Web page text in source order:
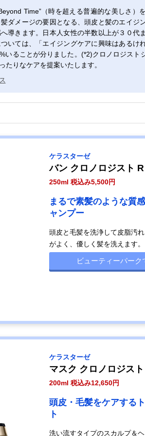
Time”（時を超える普遍的な美しさ）
ダメージの要因となる、頭皮と髪のエイジ
導きます。日本人女性の半数以上が３０代
いては、「エイジングケアに興味はあるけ
いることが分りました。(*2)クロノロジスト
たりなケアを提案いたします。
ケラスターゼ
バン クロノロジスト R
250ml 税込み5,500円
まるで素髪のような質
ャンプー
頭皮と毛髪を洗浄して皮脂汚
がよく、優しく髪を洗えます。
ビューティーパーク
ケラスターゼ
マスク クロノロジス
200ml 税込み12,650円
頭皮・毛髪をケアする
ト
洗い流すタイプのスカルプ＆